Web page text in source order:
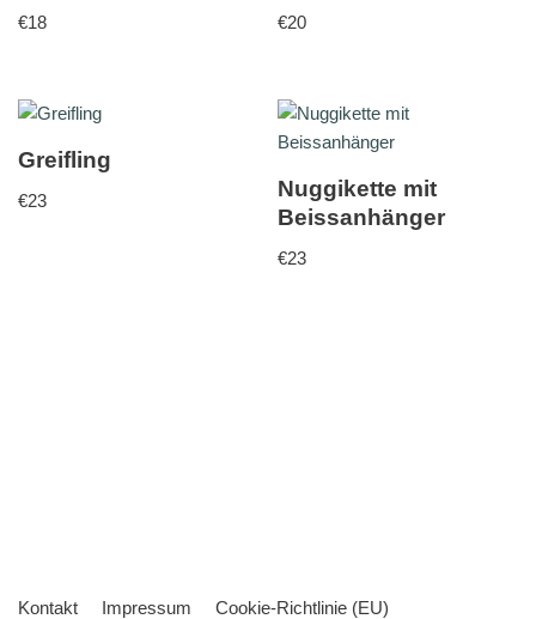
€18 €20
Greifling
€23
Nuggikette mit
Beissanhänger
€23
Kontakt Impressum
Cookie-Richtlinie (EU)